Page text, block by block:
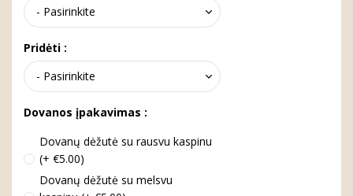
Pridėti :
Dovanos įpakavimas :
Dovanų dėžutė su rausvu kaspinu
(+ €5.00)
Dovanų dėžutė su melsvu